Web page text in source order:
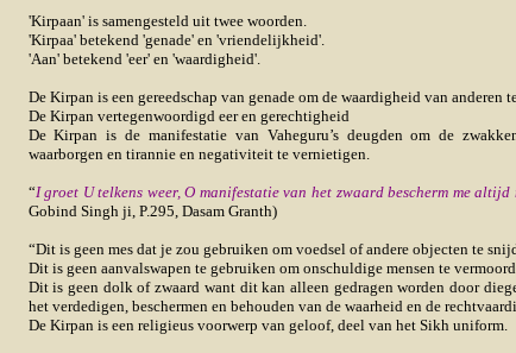
'Kirpaan' is samengesteld uit twee woorden.
'Kirpaa' betekend 'genade' en 'vriendelijkheid'.
'Aan' betekend 'eer' en 'waardigheid'.
De Kirpan is een gereedschap van genade om de waardigheid van anderen
De Kirpan vertegenwoordigd eer en gerechtigheid
De Kirpan is de manifestatie van Vaheguru’s deugden om de
waarborgen en tirannie en negativiteit te vernietigen.
“I groet U telkens weer, O manifestatie van het zwaard bescherm me altijd
Gobind Singh ji, P.295, Dasam Granth)
“Dit is geen mes dat je zou gebruiken om voedsel of andere objecten te
Dit is geen aanvalswapen te gebruiken om onschuldige mensen te
Dit is geen dolk of zwaard want dit kan alleen gedragen worden door
het verdedigen, beschermen en behouden van de waarheid en de
De Kirpan is een religieus voorwerp van geloof, deel van het Sikh uniform.